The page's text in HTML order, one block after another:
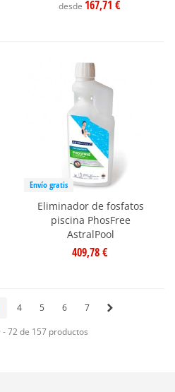
desde 167,71 €
Envío gratis
Eliminador de fosfatos
piscina PhosFree
AstralPool
409,78 €
4 5 6
7
72 de 157 productos